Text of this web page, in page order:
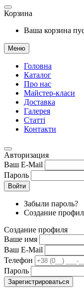
Корзина
Ваша корзина
Меню
Головна
Каталог
Про нас
Майстер-класи
Доставка
Галерея
Статтi
Контакти
Авторизация
Ваш E-Mail
Пароль
Войти
Забыли пароль?
Создание
Создание профиля
Ваше имя
Ваш E-Mail
Телефон
Пароль
Зарегистрироваться